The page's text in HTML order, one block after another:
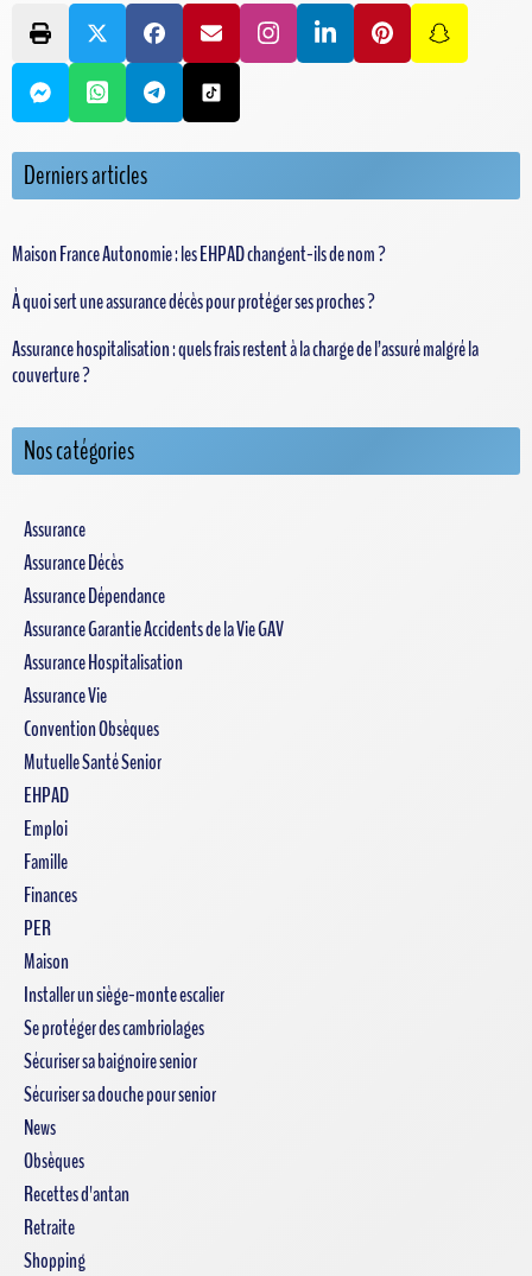
Derniers articles
Maison France Autonomie : les EHPAD changent-ils de nom ?
À quoi sert une assurance décès pour protéger ses proches ?
Assurance hospitalisation : quels frais restent à la charge de l’assuré malgré la
couverture ?
Nos catégories
Assurance
Assurance Décès
Assurance Dépendance
Assurance Garantie Accidents de la Vie GAV
Assurance Hospitalisation
Assurance Vie
Convention Obsèques
Mutuelle Santé Senior
EHPAD
Emploi
Famille
Finances
PER
Maison
Installer un siège-monte escalier
Se protéger des cambriolages
Sécuriser sa baignoire senior
Sécuriser sa douche pour senior
News
Obsèques
Recettes d'antan
Retraite
Shopping